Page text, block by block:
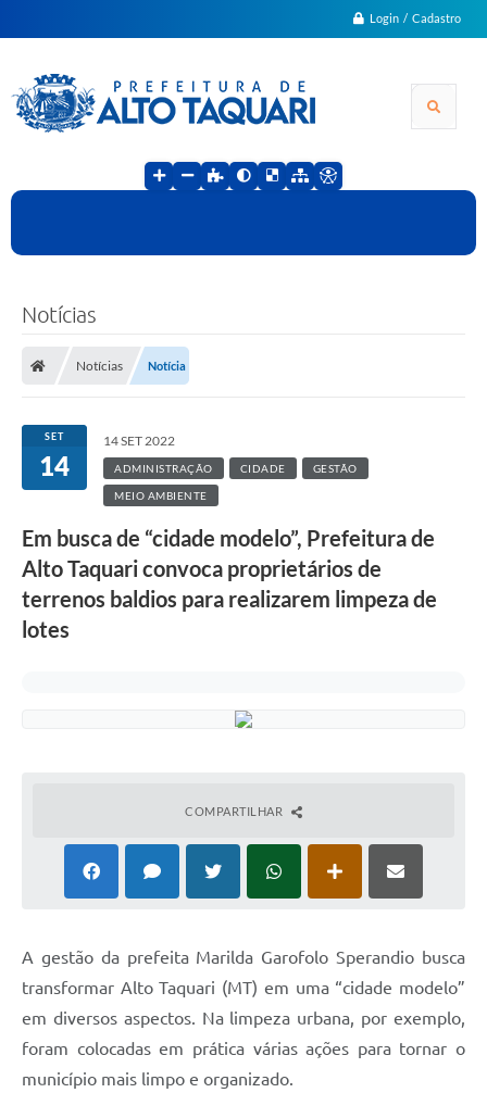
Login / Cadastro
Notícias
Notícias Notícia
SET
14
14 SET 2022
ADMINISTRAÇÃO CIDADE GESTÃO
MEIO AMBIENTE
Em busca de “cidade modelo”, Prefeitura de
Alto Taquari convoca proprietários de
terrenos baldios para realizarem limpeza de
lotes
COMPARTILHAR
A gestão da prefeita Marilda Garofolo Sperandio busca
transformar Alto Taquari (MT) em uma “cidade modelo”
em diversos aspectos. Na limpeza urbana, por exemplo,
foram colocadas em prática várias ações para tornar o
município mais limpo e organizado.